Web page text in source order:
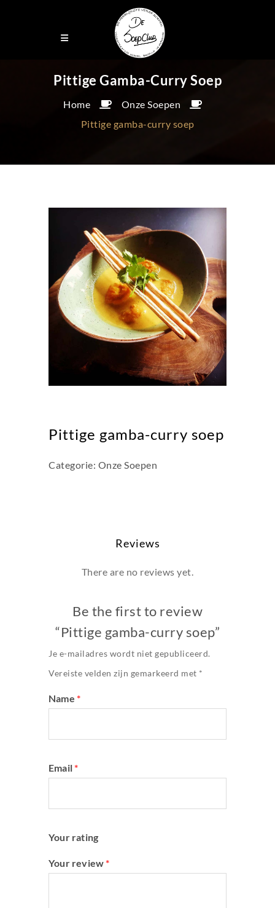
Pittige Gamba-Curry Soep
Home
Onze Soepen
Pittige gamba-curry soep
Pittige gamba-curry soep
Categorie: Onze Soepen
Reviews
There are no reviews yet.
Be the first to review
“Pittige gamba-curry soep”
Je e-mailadres wordt niet gepubliceerd.
Vereiste velden zijn gemarkeerd met *
Name *
Email*
Your rating
Your review*